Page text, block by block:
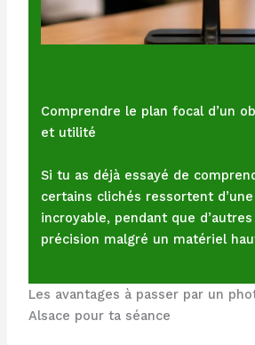
Comprendre le plan focal d’un
et utilité
Si tu as déjà essayé de
certains clichés ressortent
incroyable, pendant que
précision malgré un matériel
Les avantages à passer par un
Alsace pour ta séance